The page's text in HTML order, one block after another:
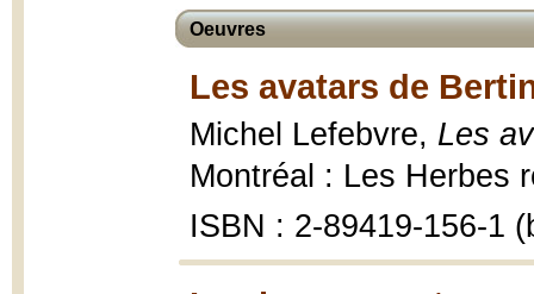
Oeuvres
Les avatars de
Michel Lefebvre, Les
Montréal : Les Herbes
ISBN : 2-89419-156-1